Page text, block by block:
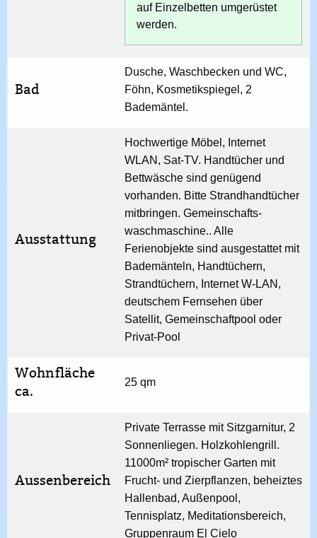
auf Einzelbetten umgerüstet
werden.
Bad
Dusche, Waschbecken und WC,
Föhn, Kosmetikspiegel, 2
Bademäntel.
Ausstattung
Hochwertige Möbel, Internet
WLAN, Sat-TV. Handtücher und
Bettwäsche sind genügend
vorhanden. Bitte Strandhandtücher
mitbringen. Gemeinschafts­
waschmaschine.. Alle
Ferienobjekte sind ausgestattet mit
Bademänteln, Handtüchern,
Strandtüchern, Internet W-LAN,
deutschem Fernsehen über
Satellit, Gemeinschaftpool oder
Privat-Pool
Wohnfläche
ca.
25 qm
Aussenbereich
Private Terrasse mit Sitzgarnitur, 2
Sonnenliegen. Holzkohlengrill.
11000m² tropischer Garten mit
Frucht- und Zierpflanzen, beheiztes
Hallenbad, Außenpool,
Tennisplatz, Meditationsbereich,
Gruppenraum El Cielo